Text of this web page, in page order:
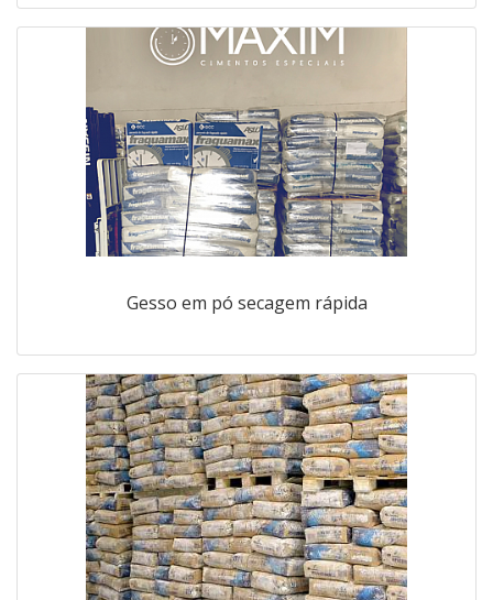
Gesso em pó secagem rápida